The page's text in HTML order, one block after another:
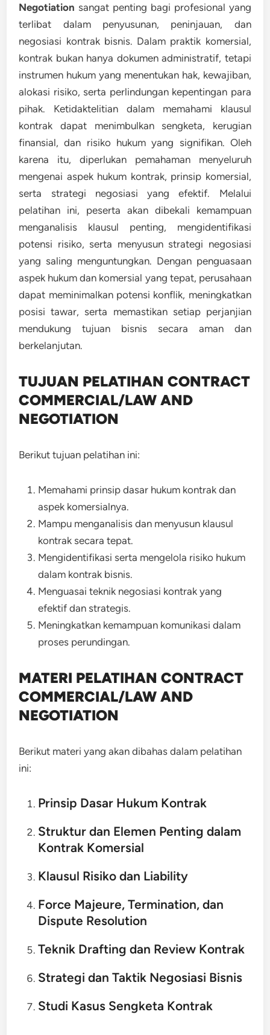
Negotiation sangat penting bagi profesional yang
terlibat dalam penyusunan, peninjauan, dan
negosiasi kontrak bisnis. Dalam praktik komersial,
kontrak bukan hanya dokumen administratif, tetapi
instrumen hukum yang menentukan hak, kewajiban,
alokasi risiko, serta perlindungan kepentingan para
pihak. Ketidaktelitian dalam memahami klausul
kontrak dapat menimbulkan sengketa, kerugian
finansial, dan risiko hukum yang signifikan. Oleh
karena itu, diperlukan pemahaman menyeluruh
mengenai aspek hukum kontrak, prinsip komersial,
serta strategi negosiasi yang efektif. Melalui
pelatihan ini, peserta akan dibekali kemampuan
menganalisis klausul penting, mengidentifikasi
potensi risiko, serta menyusun strategi negosiasi
yang saling menguntungkan. Dengan penguasaan
aspek hukum dan komersial yang tepat, perusahaan
dapat meminimalkan potensi konflik, meningkatkan
posisi tawar, serta memastikan setiap perjanjian
mendukung tujuan bisnis secara aman dan
berkelanjutan.
TUJUAN PELATIHAN CONTRACT
COMMERCIAL/LAW AND
NEGOTIATION
Berikut tujuan pelatihan ini:
Memahami prinsip dasar hukum kontrak dan
aspek komersialnya.
Mampu menganalisis dan menyusun klausul
kontrak secara tepat.
Mengidentifikasi serta mengelola risiko hukum
dalam kontrak bisnis.
Menguasai teknik negosiasi kontrak yang
efektif dan strategis.
Meningkatkan kemampuan komunikasi dalam
proses perundingan.
MATERI PELATIHAN CONTRACT
COMMERCIAL/LAW AND
NEGOTIATION
Berikut materi yang akan dibahas dalam pelatihan
ini:
Prinsip Dasar Hukum Kontrak
Struktur dan Elemen Penting dalam
Kontrak Komersial
Klausul Risiko dan Liability
Force Majeure, Termination, dan
Dispute Resolution
Teknik Drafting dan Review Kontrak
Strategi dan Taktik Negosiasi Bisnis
Studi Kasus Sengketa Kontrak